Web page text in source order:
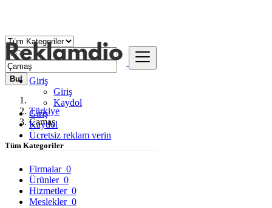
Giriş
Giriş
Kaydol
Giriş
Kaydol
Ücretsiz reklam verin
Bul
Türkiye
Çamaş
Tüm Kategoriler
Firmalar 0
Ürünler 0
Hizmetler 0
Meslekler 0